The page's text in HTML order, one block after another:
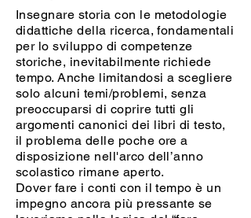
Insegnare storia con le metodologie
didattiche della ricerca, fondamentali
per lo sviluppo di competenze
storiche, inevitabilmente richiede
tempo. Anche limitandosi a scegliere
solo alcuni temi/problemi, senza
preoccuparsi di coprire tutti gli
argomenti canonici dei libri di testo,
il problema delle poche ore a
disposizione nell'arco dell’anno
scolastico rimane aperto.
Dover fare i conti con il tempo è un
impegno ancora più pressante se